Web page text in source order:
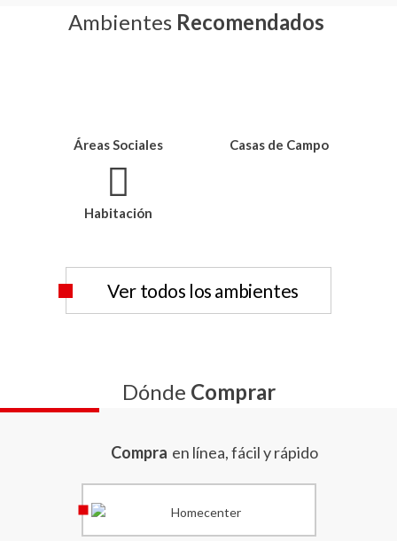
Ambientes Recomendados
Áreas Sociales Casas de Campo
Habitación
Ver todos los ambientes
Dónde Comprar
Compra en línea, fácil y rápido